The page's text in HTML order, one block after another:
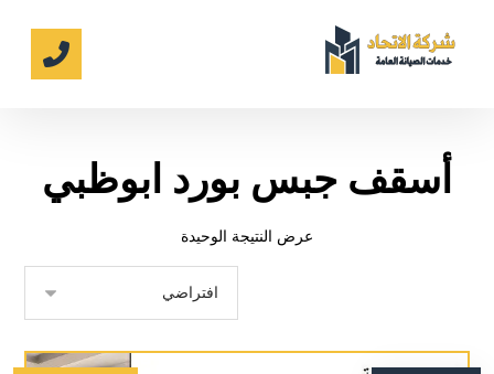
أسقف جبس بورد ابوظبي
عرض النتيجة الوحيدة